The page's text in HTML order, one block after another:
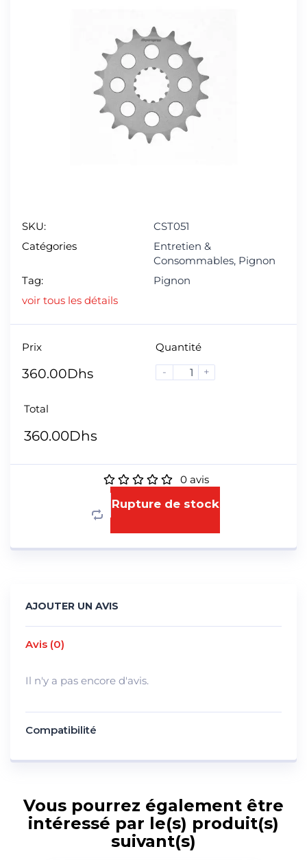
SKU:
CST051
Catégories
Entretien &
Consommables, Pignon
Tag:
Pignon
voir tous les détails
Prix
360.00Dhs
Quantité
-
+
Total
360.00Dhs
0avis
Rupture de stock
AJOUTER UN AVIS
Avis (0)
Il n'y a pas encore d'avis.
Compatibilité
Vous pourrez également être
intéressé par le(s) produit(s)
suivant(s)